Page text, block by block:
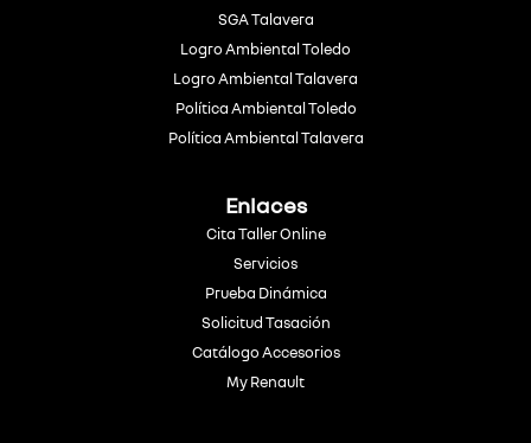
SGA Talavera
Logro Ambiental Toledo
Logro Ambiental Talavera
Política Ambiental Toledo
Política Ambiental Talavera
Enlaces
Cita Taller Online
Servicios
Prueba Dinámica
Solicitud Tasación
Catálogo Accesorios
My Renault